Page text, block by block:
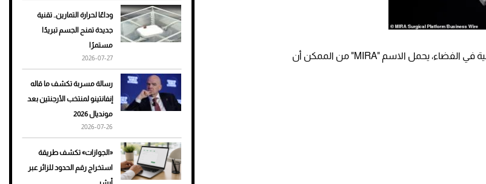
يطور علماء أمريكيون طبيبًا آليًّا للقيام بمهام إجراء العمليات الجراحية في الفضاء، يحمل الاسم "MIRA" من الممكن أن
أفضل تدريج للشعر الطويل
لإطلالة جريئة وعصرية
للرجال
وداعًا لحرارة التمارين.. تقنية
جديدة تمنح الجسم تبريدًا
مستمرًا
2026-07-27
رسالة مسربة تكشف ما قاله
إنفانتينو لمنتخب الأرجنتين بعد
مونديال 2026
2026-07-26
«الجوازات» تكشف طريقة
استخراج رقم الحدود للزائر عبر